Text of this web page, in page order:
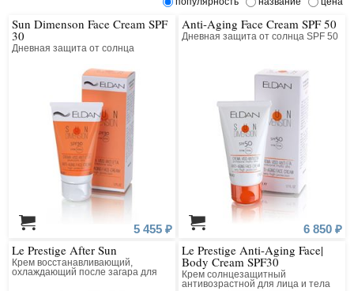
Sun Dimenson Face Cream SPF
30
Дневная защита от солнца
5 455 ₽
Anti-Aging Face Cream SPF 50
Дневная защита от солнца SPF 50
6 850 ₽
Le Prestige After Sun
Крем восстанавливающий,
охлаждающий после загара для
Le Prestige Anti-Aging Face|
Body Cream SPF30
Крем солнцезащитный
антивозрастной для лица и тела